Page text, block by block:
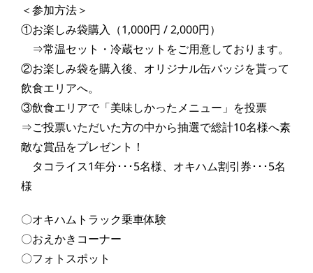
＜参加方法＞
①お楽しみ袋購入（1,000円 / 2,000円）
⇒常温セット・冷蔵セットをご用意しております。
②お楽しみ袋を購入後、オリジナル缶バッジを貰って
飲食エリアへ。
③飲食エリアで「美味しかったメニュー」を投票
⇒ご投票いただいた方の中から抽選で総計10名様へ素
敵な賞品をプレゼント！
タコライス1年分･･･5名様、オキハム割引券･･･5名
様
〇オキハムトラック乗車体験
〇おえかきコーナー
〇フォトスポット